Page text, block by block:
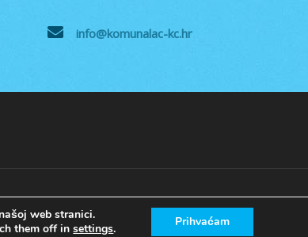
info@komunalac-kc.hr
prava pridržana.
web stranici.
them off insettings. Prihvaćam